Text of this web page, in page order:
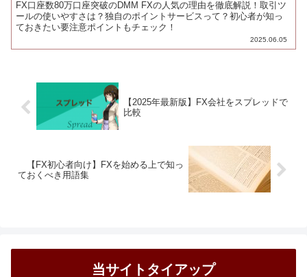
FX口座数80万口座突破のDMM FXの人気の理由を徹底解説！取引ツ
ールの使いやすさは？独自のポイントサービスって？初心者が知っ
ておきたい要注意ポイントもチェック！
2025.06.05
【2025年最新版】FX会社をスプレッドで
比較
【FX初心者向け】FXを始める上で知っ
ておくべき用語集
当サイトタイアップ